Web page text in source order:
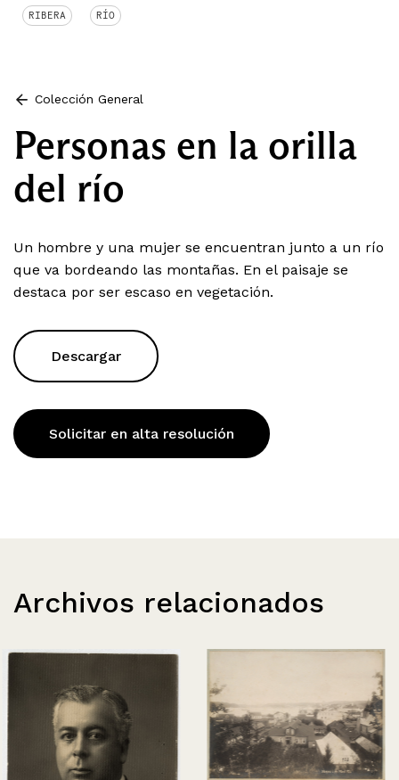
RIBERA RÍO
Colección General
Personas en la orilla
del río
Un hombre y una mujer se encuentran junto a un río
que va bordeando las montañas. En el paisaje se
destaca por ser escaso en vegetación.
Descargar
Solicitar en alta resolución
Archivos relacionados